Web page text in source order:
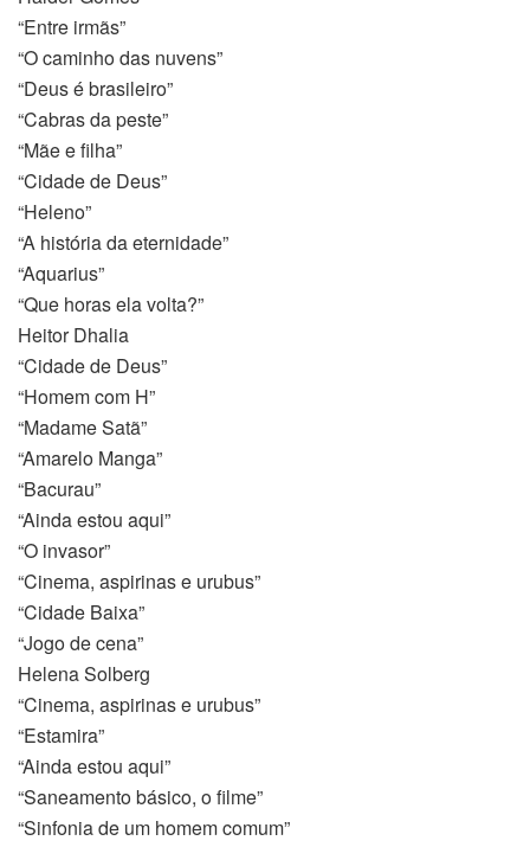
“Entre irmãs”
“O caminho das nuvens”
“Deus é brasileiro”
“Cabras da peste”
“Mãe e filha”
“Cidade de Deus”
“Heleno”
“A história da eternidade”
“Aquarius”
“Que horas ela volta?”
Heitor Dhalia
“Cidade de Deus”
“Homem com H”
“Madame Satã”
“Amarelo Manga”
“Bacurau”
“Ainda estou aqui”
“O invasor”
“Cinema, aspirinas e urubus”
“Cidade Baixa”
“Jogo de cena”
Helena Solberg
“Cinema, aspirinas e urubus”
“Estamira”
“Ainda estou aqui”
“Saneamento básico, o filme”
“Sinfonia de um homem comum”